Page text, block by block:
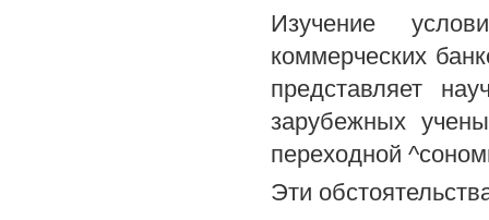
Изучение
коммерческих
представляет
зарубежных
переходной
Эти